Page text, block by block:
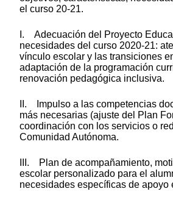
el curso 20-21.
I. Adecuación del Proyecto
necesidades del curso 2020-21:
vínculo escolar y las transiciones
adaptación de la programación
renovación pedagógica inclusiva.
II. Impulso a las competencias
más necesarias (ajuste del Plan
coordinación con los servicios o
Comunidad Autónoma.
III. Plan de acompañamiento,
escolar personalizado para el
necesidades específicas de apoyo